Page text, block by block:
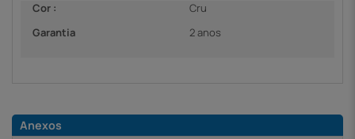
Cor :
Cru
Garantia
2 anos
Anexos